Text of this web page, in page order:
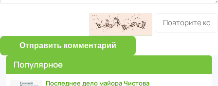
Отправить комментарий
Популярное
Последнее дело майора Чистова